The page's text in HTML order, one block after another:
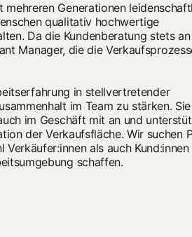
mehreren Generationen
qualitativ hochwertige
Da die Kundenberatung stets
Manager, die die
in stellvertretender
im Team zu stärken.
im Geschäft mit an und
der Verkaufsfläche. Wir suchen
als auch
schaffen.